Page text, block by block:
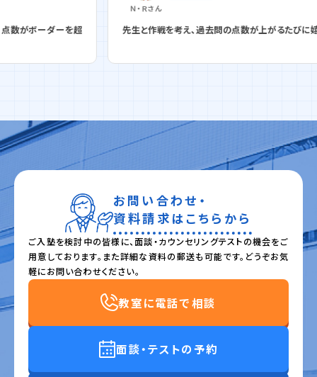
ーを超 先生と作戦を考え、過去問の点数が上がるたびに嬉しかった
お問い合わせ・
資料請求はこちらから
ご入塾を検討中の皆様に、面談・カウンセリングテストの機会をご
用意しております。また詳細な資料の郵送も可能です。どうぞお気
軽にお問い合わせください。
教室に電話で相談
面談・テストの予約